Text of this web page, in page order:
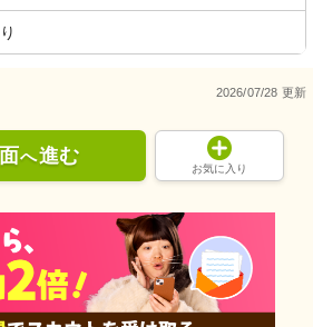
2026/07/28 更新
へ進む
お気に入り